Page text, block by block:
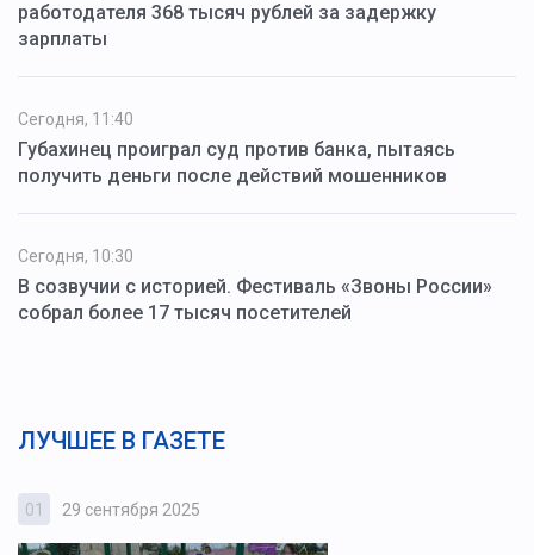
работодателя 368 тысяч рублей за задержку
зарплаты
Сегодня, 11:40
Губахинец проиграл суд против банка, пытаясь
получить деньги после действий мошенников
Сегодня, 10:30
В созвучии с историей. Фестиваль «Звоны России»
собрал более 17 тысяч посетителей
ЛУЧШЕЕ В ГАЗЕТЕ
01 29 сентября 2025